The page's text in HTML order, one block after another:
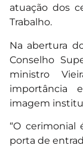
atuação dos
Trabalho.
Na abertura
Conselho
ministro
importância
imagem
“O cerimonial
porta de